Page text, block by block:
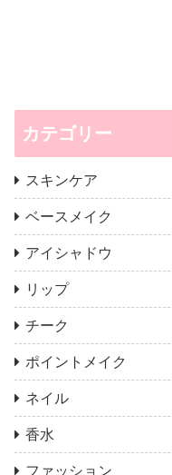
カテゴリー
スキンケア
ベースメイク
アイシャドウ
リップ
チーク
ポイントメイク
ネイル
香水
ファッション